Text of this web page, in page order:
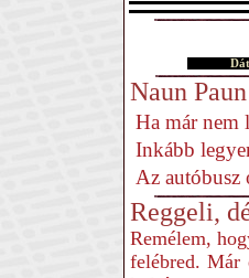
Naun
Ha már nem
Inkább
Az autóbusz
Reggeli,
Remélem,
felébred. Már